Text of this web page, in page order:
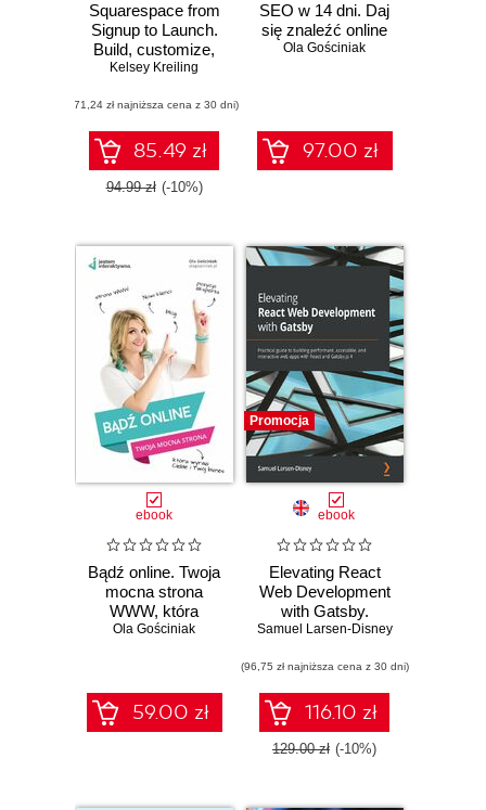
Squarespace from
Signup to Launch.
Build, customize,
and launch robust
Squarespace
websites with a no-
code approach
Kelsey Kreiling
(71,24 zł najniższa cena z 30 dni)
85.49 zł
94.99 zł (-10%)
SEO w 14 dni. Daj
się znaleźć online
Ola Gościniak
97.00 zł
ebook
Bądź online. Twoja
mocna strona
WWW, która
wyrazi Ciebie i
Ola Gościniak
59.00 zł
Promocja
ebook
Elevating React
Web Development
with Gatsby.
Practical guide to
performant,
accessible, and
interactive web
apps with React
and Gatsby.js 4
Samuel Larsen-Disney
(96,75 zł najniższa cena z 30 dni)
116.10 zł
129.00 zł (-10%)